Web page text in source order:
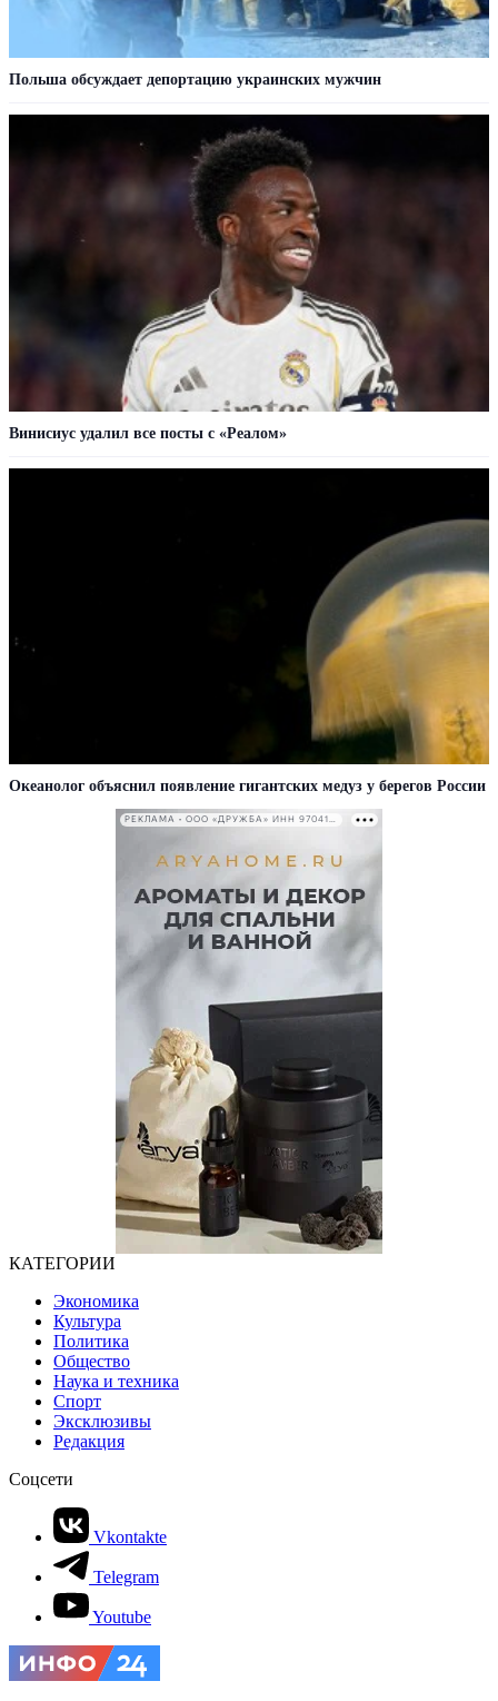
Польша обсуждает депортацию украинских мужчин
Винисиус удалил все посты с «Реалом»
Океанолог объяснил появление гигантских медуз у берегов России
РЕКЛАМА • ООО «ДРУЖБА» ИНН 9704146411
КАТЕГОРИИ
Экономика
Культура
Политика
Общество
Наука и техника
Спорт
Эксклюзивы
Редакция
Соцсети
Vkontakte
Telegram
Youtube